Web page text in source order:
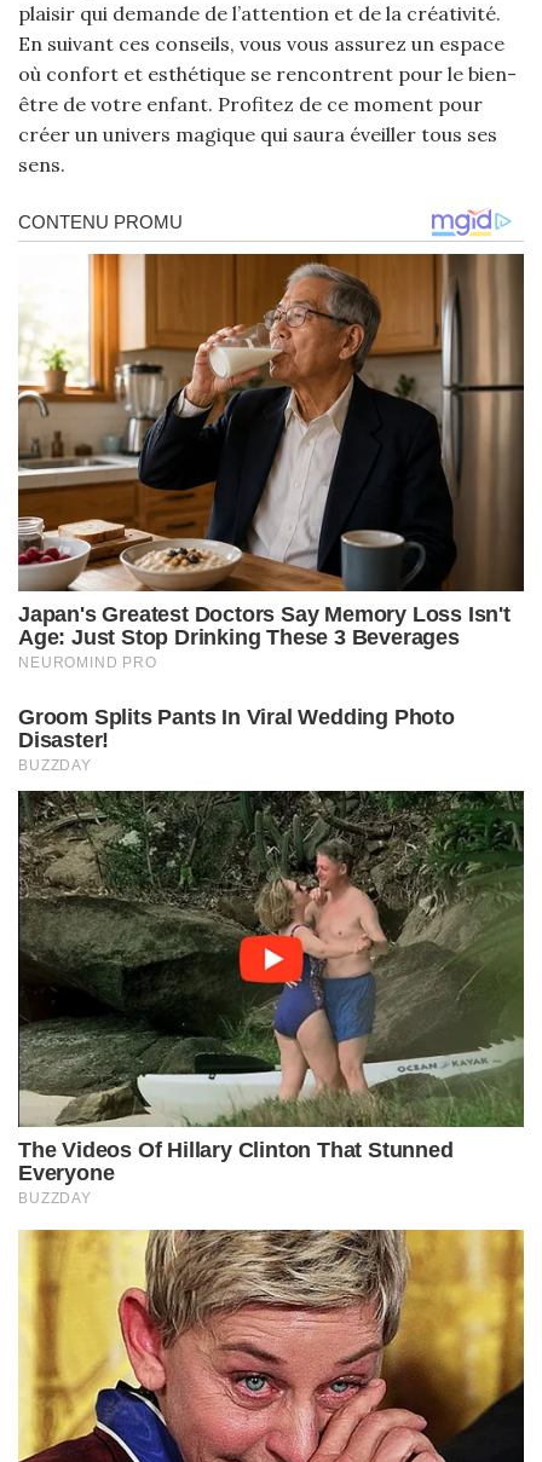
plaisir qui demande de l’attention et de la créativité.
En suivant ces conseils, vous vous assurez un espace
où confort et esthétique se rencontrent pour le bien-
être de votre enfant. Profitez de ce moment pour
créer un univers magique qui saura éveiller tous ses
sens.